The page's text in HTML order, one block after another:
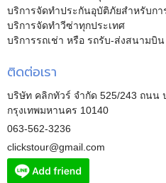
บริการจัดทำประกันอุบัติภัยสำหรับกา
บริการจัดทำวีซ่าทุกประเทศ
บริการรถเช่า หรือ รถรับ-ส่งสนามบิน
ติดต่อเรา
บริษัท คลิกทัวร์ จำกัด 525/243 ถนน
กรุงเทพมหานคร 10140
063-562-3236
clickstour@gmail.com